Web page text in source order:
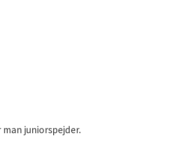
man juniorspejder.